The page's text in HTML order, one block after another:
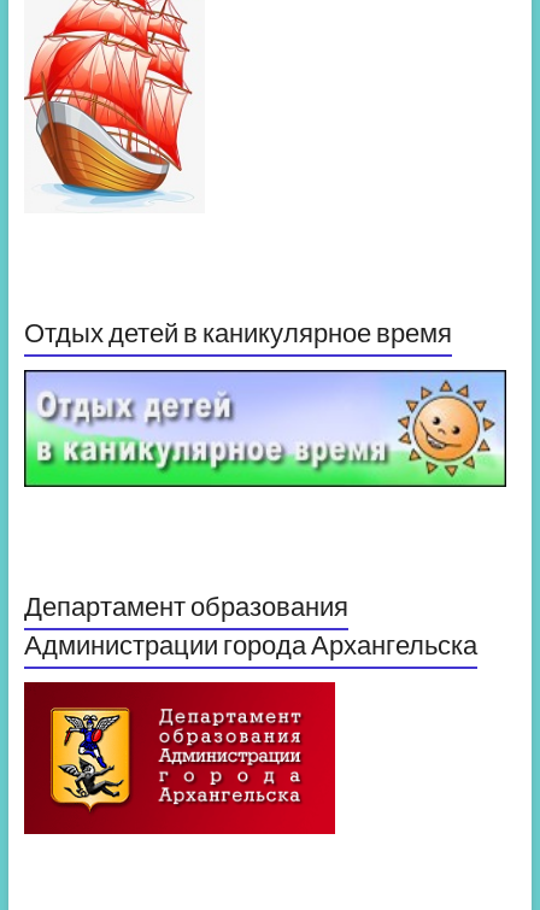
Отдых детей в каникулярное время
Департамент образования
Администрации города Архангельска